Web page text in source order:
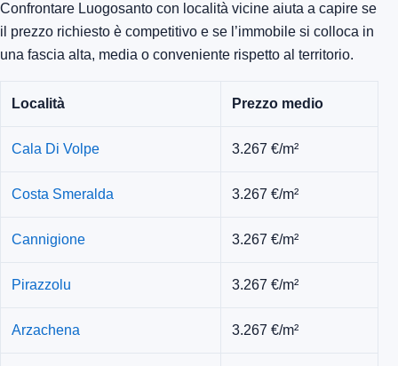
Confrontare Luogosanto con località vicine aiuta a capire se
il prezzo richiesto è competitivo e se l’immobile si colloca in
una fascia alta, media o conveniente rispetto al territorio.
Località Prezzo medio
Cala Di Volpe 3.267 €/m²
Costa Smeralda 3.267 €/m²
Cannigione 3.267 €/m²
Pirazzolu 3.267 €/m²
Arzachena 3.267 €/m²